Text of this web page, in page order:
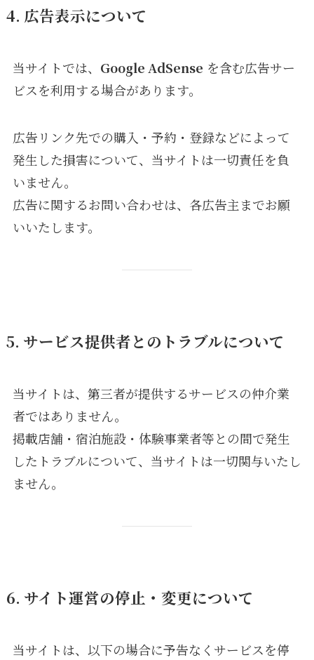
4. 広告表示について
当サイトでは、 Google AdSense を含む広告サー
ビスを利用する場合があります。
広告リンク先での購入・予約・登録などによって
発生した損害について、当サイトは一切責任を負
いません。
広告に関するお問い合わせは、各広告主までお願
いいたします。
5. サービス提供者とのトラブルについて
当サイトは、第三者が提供するサービスの仲介業
者ではありません。
掲載店舗・宿泊施設・体験事業者等との間で発生
したトラブルについて、当サイトは一切関与いたし
ません。
6. サイト運営の停止・変更について
当サイトは、以下の場合に予告なくサービスを停